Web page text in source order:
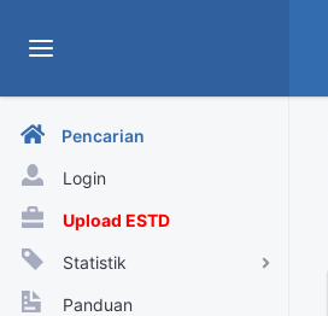
Pencarian
Login
Upload ESTD
Statistik
View Harian
Panduan